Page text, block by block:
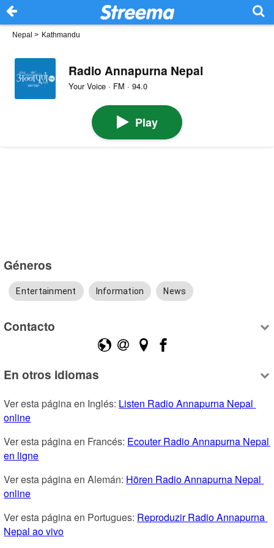
Nepal > Kathmandu
Radio Annapurna Nepal
Your Voice · FM · 94.0
Play
Géneros
Entertainment Information News
Contacto
En otros idiomas
Ver esta página en Inglés: Listen Radio Annapurna Nepal
online
Ver esta página en Francés: Ecouter Radio Annapurna Nepal
en ligne
Ver esta página en Alemán: Hören Radio Annapurna Nepal
online
Ver esta página en Portugues: Reproduzir Radio Annapurna
Nepal ao vivo